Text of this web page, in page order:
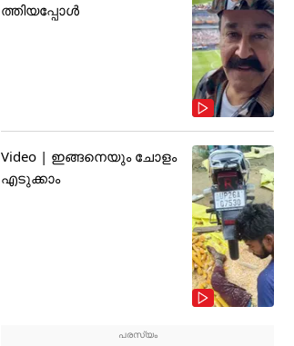
ത്തിയപ്പോൾ
Video | ഇങ്ങനെയും ചോളം
എടുക്കാം